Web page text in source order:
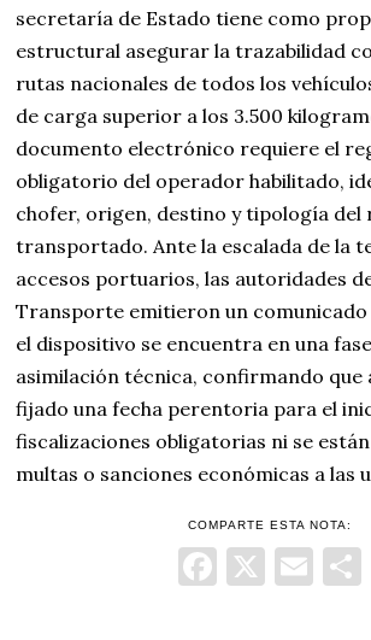
secretaría de Estado tiene como
estructural asegurar la trazabilidad
rutas nacionales de todos los
de carga superior a los 3.500
documento electrónico requiere el
obligatorio del operador habilitado,
chofer, origen, destino y tipología del
transportado. Ante la escalada de la
accesos portuarios, las autoridades
Transporte emitieron un comunicado
el dispositivo se encuentra en una
asimilación técnica, confirmando que
fijado una fecha perentoria para el
fiscalizaciones obligatorias ni se
multas o sanciones económicas a las
COMPARTE ESTA NOTA:
Facebook
X